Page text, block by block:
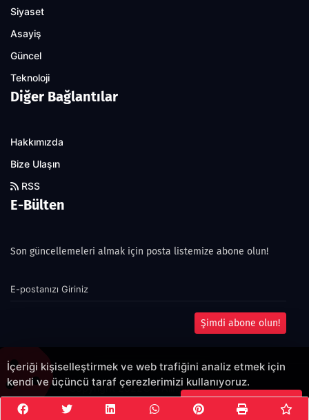
Siyaset
Asayiş
Güncel
Teknoloji
Diğer Bağlantılar
Hakkımızda
Bize Ulaşın
RSS
E-Bülten
Son güncellemeleri almak için posta listemize abone olun!
Şimdi abone olun!
Copyright 2022© - Allright reserved.
İçeriği kişiselleştirmek ve web trafiğini analiz etmek için
kendi ve üçüncü taraf çerezlerimizi kullanıyoruz.
Çerezleri Kabul Et